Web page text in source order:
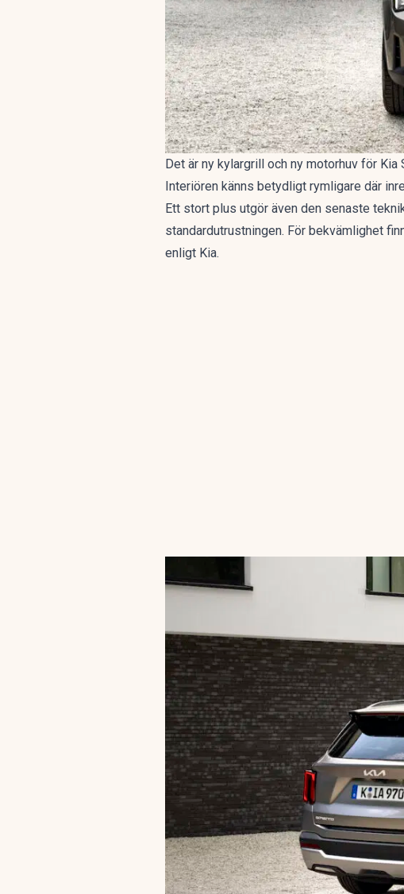
Det är ny kylargrill och ny motorhuv för Kia
Interiören känns betydligt rymligare där
Ett stort plus utgör även den senaste
standardutrustningen. För bekvämlighet
enligt Kia.